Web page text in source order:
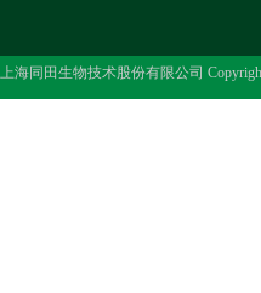
上海同田生物技术股份有限公司